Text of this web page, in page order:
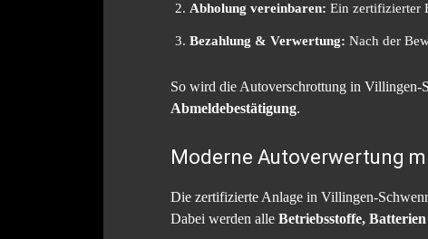
Abholung vereinbaren: Ein zertifizierter
Bezahlung & Verwertung: Nach der
So wird die Autoverschrottung in Villingen-
Abmeldebestätigung.
Moderne Autoverwertung
Die zertifizierte Anlage in Villingen-
Dabei werden alle Betriebsstoffe,